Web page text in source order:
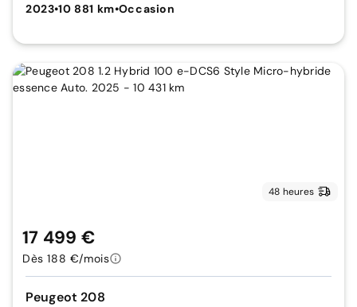
2023•10 881 km•Occasion
48 heures
Peugeot 208
17 499 €
Dès 188 €/mois